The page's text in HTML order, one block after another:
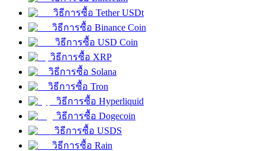
ฟิวเจอร์สที่ใช้ USDC เป็นหลักประกัน
คัดลอกการซื้อขาย
วิธีการซื้อ Tether USDt
วิธีการซื้อ Binance Coin
วิธีการซื้อ USD Coin
วิธีการซื้อ XRP
วิธีการซื้อ Solana
วิธีการซื้อ Tron
วิธีการซื้อ Hyperliquid
วิธีการซื้อ Dogecoin
วิธีการซื้อ USDS
วิธีการซื้อ Rain